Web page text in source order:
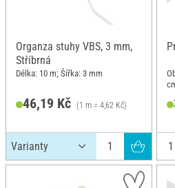
Organza stuhy VBS, 3 mm,
Stříbrná
Délka: 10 m; Šířka: 3 mm
46,19 Kč (1 m = 4,62 Kč)